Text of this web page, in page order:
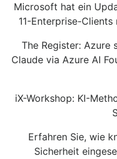
Microsoft hat ein
11-Enterprise-
The Register:
Claude via Azure AI
iX-Workshop: KI-
Erfahren Sie, wie
Sicherheit